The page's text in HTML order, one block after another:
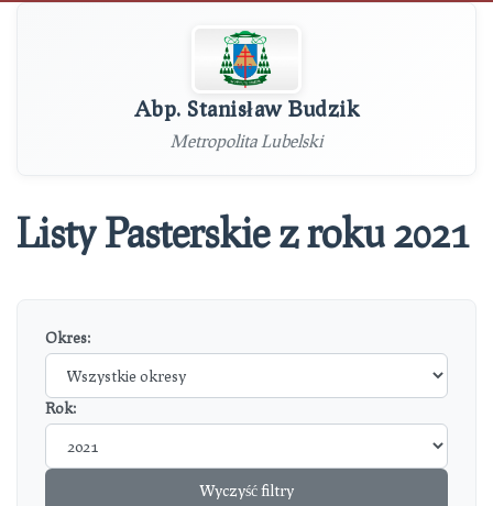
Abp. Stanisław Budzik
Metropolita Lubelski
Listy Pasterskie z roku 2021
Okres:
Rok:
Wyczyść filtry